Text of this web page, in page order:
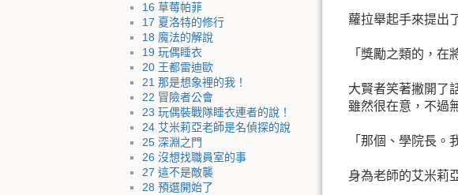
16 草莓帕菲
17 夏洛特的修行
18 魔法的解說
19 玩偶睡衣
20 王都雷迪歐
21 那是想象裡的我！
22 冒險者公會
23 玩偶裝戰隊睡衣連者的說！
24 艾米莉亞老師是名偵探的說
25 深淵之門
26 沒想找職員室的事
27 這不是敵襲
28 預選開始了
蘿拉舉起手來提出
「獎勵之類的，在
大賢者笑著撇開了
雖然很在意，不過
「那個、學院長
身為老師的艾米莉